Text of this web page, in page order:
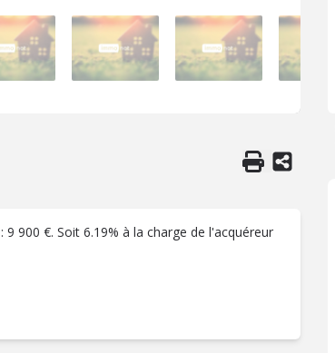
900 €. Soit 6.19% à la charge de l'acquéreur